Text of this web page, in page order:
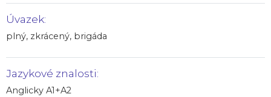
Úvazek:
plný, zkrácený, brigáda
Jazykové znalosti:
Anglicky A1+A2